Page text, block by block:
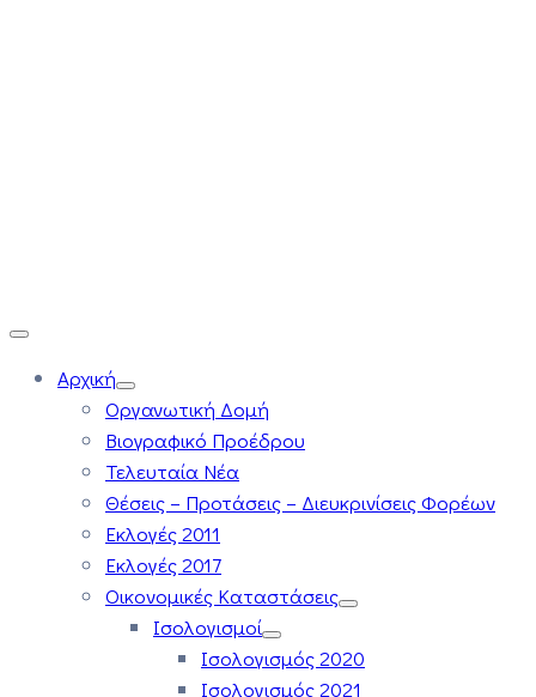
Αρχική
Οργανωτική Δομή
Βιογραφικό Προέδρου
Τελευταία Νέα
Θέσεις – Προτάσεις – Διευκρινίσεις Φορέων
Εκλογές 2011
Εκλογές 2017
Οικονομικές Καταστάσεις
Ισολογισμοί
Ισολογισμός 2020
Ισολογισμός 2021